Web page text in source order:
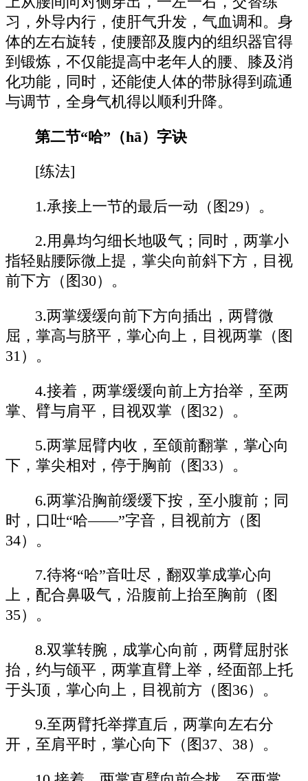
习，外导内行，使肝气升发，气血调和。身
体的左右旋转，使腰部及腹内的组织器官得
到锻炼，不仅能提高中老年人的腰、膝及消
化功能，同时，还能使人体的带脉得到疏通
与调节，全身气机得以顺利升降。
第二节“哈”（hā）字诀
[练法]
1.承接上一节的最后一动（图29）。
2.用鼻均匀细长地吸气；同时，两掌小
指轻贴腰际微上提，掌尖向前斜下方，目视
前下方（图30）。
3.两掌缓缓向前下方向插出，两臂微
屈，掌高与脐平，掌心向上，目视两掌（图
31）。
4.接着，两掌缓缓向前上方抬举，至两
掌、臂与肩平，目视双掌（图32）。
5.两掌屈臂内收，至颌前翻掌，掌心向
下，掌尖相对，停于胸前（图33）。
6.两掌沿胸前缓缓下按，至小腹前；同
时，口吐“哈——”字音，目视前方（图
34）。
7.待将“哈”音吐尽，翻双掌成掌心向
上，配合鼻吸气，沿腹前上抬至胸前（图
35）。
8.双掌转腕，成掌心向前，两臂屈肘张
抬，约与颌平，两掌直臂上举，经面部上托
于头顶，掌心向上，目视前方（图36）。
9.至两臂托举撑直后，两掌向左右分
开，至肩平时，掌心向下（图37、38）。